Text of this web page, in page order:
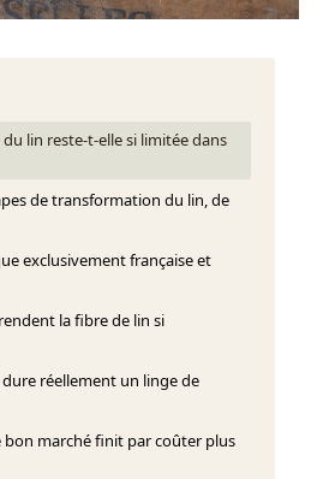
lin reste-t-elle si limitée dans
de transformation du lin, de
exclusivement française et
la fibre de lin si
réellement un linge de
marché finit par coûter plus